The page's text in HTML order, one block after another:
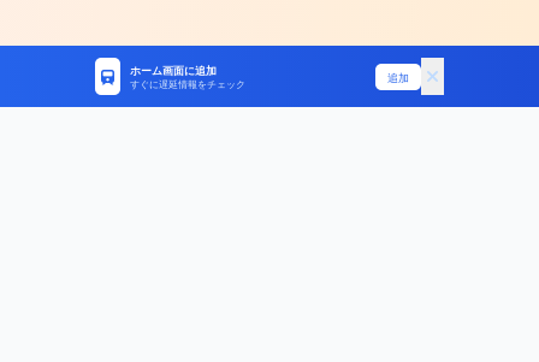
ホーム画面に追加
すぐに遅延情報をチェック 追加